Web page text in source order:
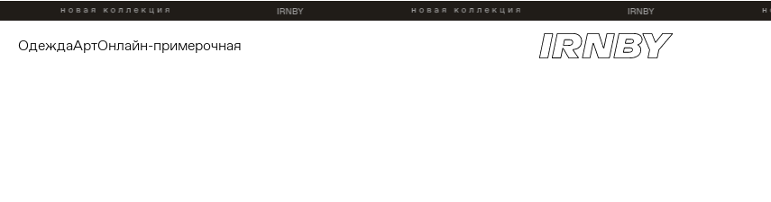
одежда арт онлайн-примерочная